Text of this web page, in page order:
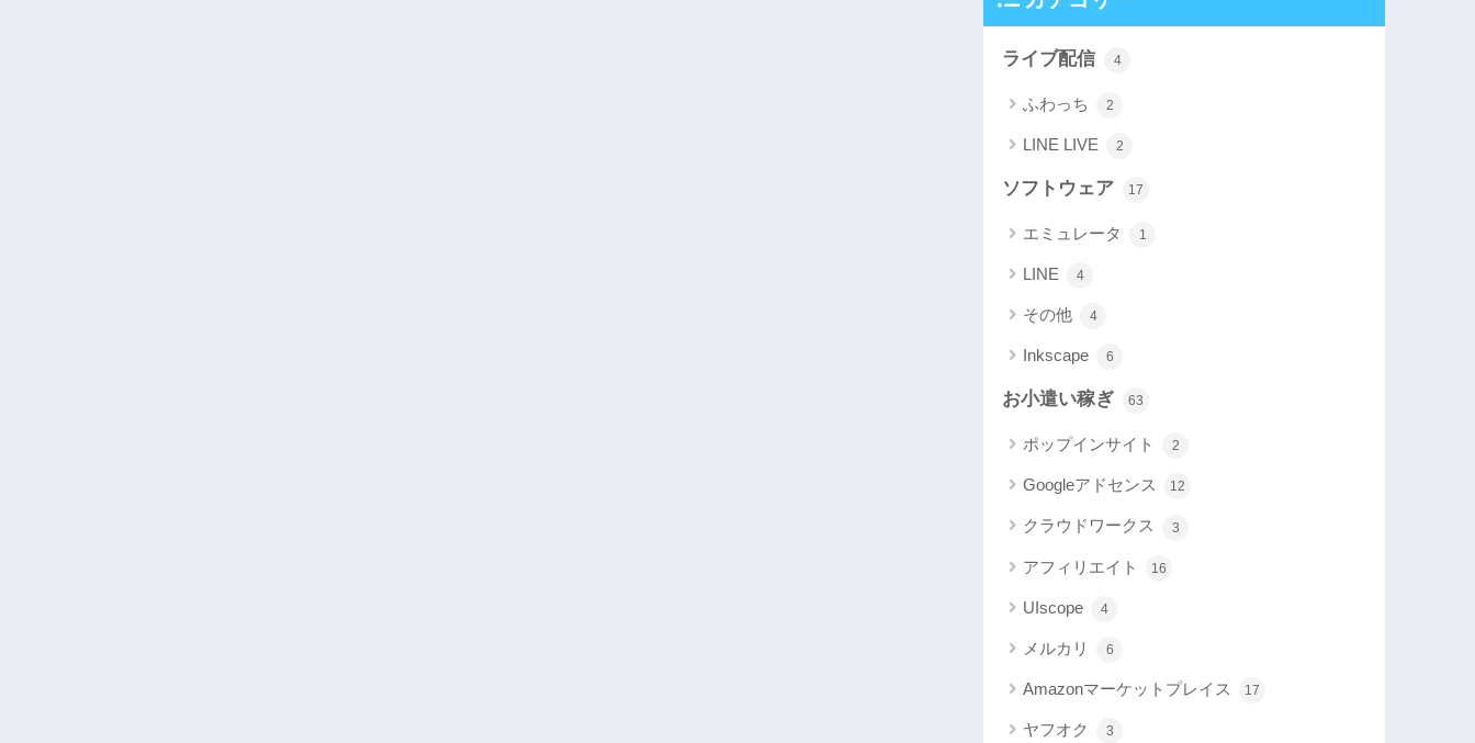
ライブ配信 4
ふわっち 2
LINE LIVE 2
ソフトウェア 17
エミュレータ 1
LINE 4
その他 4
Inkscape 6
お小遣い稼ぎ 63
ポップインサイト 2
Googleアドセンス 12
クラウドワークス 3
アフィリエイト 16
UIscope 4
メルカリ 6
Amazonマーケットプレイス 17
ヤフオク 3